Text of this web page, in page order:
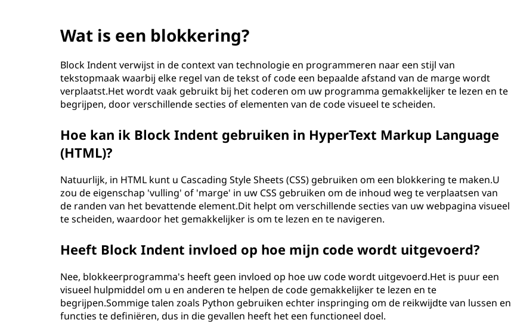
Wat is een blokkering?
Block Indent verwijst in de context van technologie en programmeren naar een stijl van
tekstopmaak waarbij elke regel van de tekst of code een bepaalde afstand van de marge wordt
verplaatst.Het wordt vaak gebruikt bij het coderen om uw programma gemakkelijker te lezen en te
begrijpen, door verschillende secties of elementen van de code visueel te scheiden.
Hoe kan ik Block Indent gebruiken in HyperText Markup Language
(HTML)?
Natuurlijk, in HTML kunt u Cascading Style Sheets (CSS) gebruiken om een ​​blokkering te maken.U
zou de eigenschap 'vulling' of 'marge' in uw CSS gebruiken om de inhoud weg te verplaatsen van
de randen van het bevattende element.Dit helpt om verschillende secties van uw webpagina visueel
te scheiden, waardoor het gemakkelijker is om te lezen en te navigeren.
Heeft Block Indent invloed op hoe mijn code wordt uitgevoerd?
Nee, blokkeerprogramma's heeft geen invloed op hoe uw code wordt uitgevoerd.Het is puur een
visueel hulpmiddel om u en anderen te helpen de code gemakkelijker te lezen en te
begrijpen.Sommige talen zoals Python gebruiken echter inspringing om de reikwijdte van lussen en
functies te definiëren, dus in die gevallen heeft het een functioneel doel.